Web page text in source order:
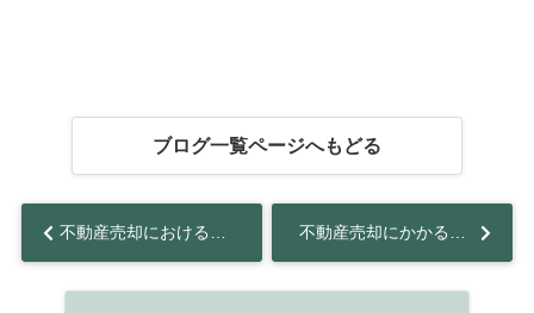
ブログ一覧ページへもどる